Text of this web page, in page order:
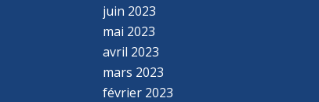
juin 2023
mai 2023
avril 2023
mars 2023
février 2023